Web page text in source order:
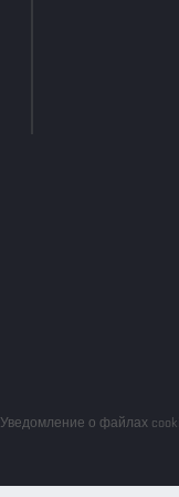
Уведомление о файлах